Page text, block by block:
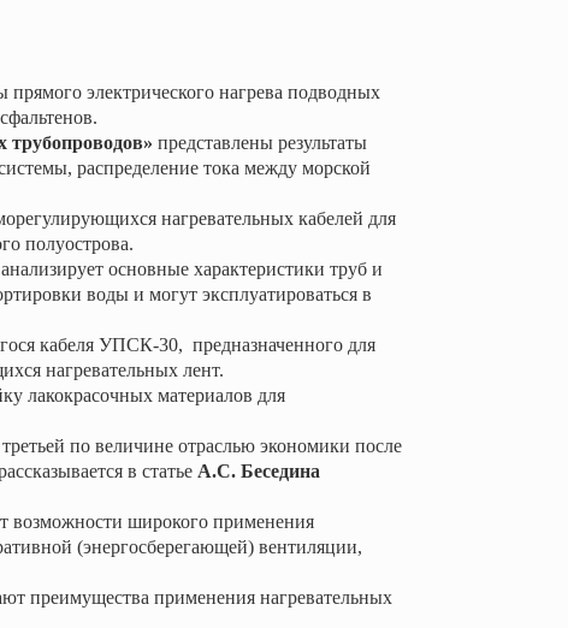
электрического нагрева подводных
трубопроводов» представлены результаты
распределение тока между морской
нагревательных кабелей для
полуострова.
анализирует основные характеристики труб и
воды и могут эксплуатироваться в
кабеля УПСК-30, предназначенного для
нагревательных лент.
лакокрасочных материалов для
по величине отраслью экономики после
в статье А.С. Беседина
возможности широкого применения
(энергосберегающей) вентиляции,
преимущества применения нагревательных